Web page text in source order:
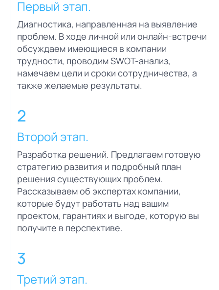
Первый этап.
Диагностика, направленная на выявление
проблем. В ходе личной или онлайн-встречи
обсуждаем имеющиеся в компании
трудности, проводим SWOT-анализ,
намечаем цели и сроки сотрудничества, а
также желаемые результаты.
2
Второй этап.
Разработка решений. Предлагаем готовую
стратегию развития и подробный план
решения существующих проблем.
Рассказываем об экспертах компании,
которые будут работать над вашим
проектом, гарантиях и выгоде, которую вы
получите в перспективе.
3
Третий этап.